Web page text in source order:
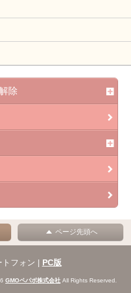
除
ページ先頭へ
フォン | PC版
GMOペパボ株式会社 All Rights Reserved.